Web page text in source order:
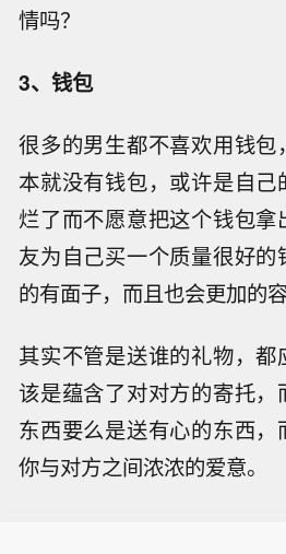
情吗？
3、钱包
很多的男生都不喜欢用钱
本就没有钱包，或许是自
烂了而不愿意把这个钱包
友为自己买一个质量很好
的有面子，而且也会更加的
其实不管是送谁的礼物，
该是蕴含了对对方的寄托
东西要么是送有心的东西，
你与对方之间浓浓的爱意。